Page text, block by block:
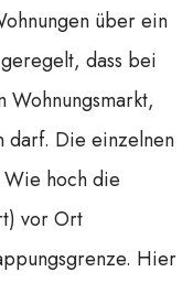
über ein
dass bei
darf. Die einzelnen
Wie hoch die
vor Ort
Hier